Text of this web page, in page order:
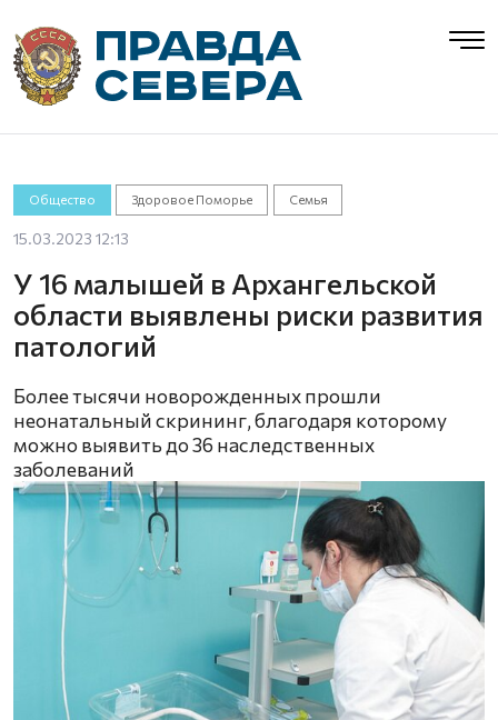
Общество Здоровое Поморье Семья
15.03.2023 12:13
У 16 малышей в Архангельской
области выявлены риски развития
патологий
Более тысячи новорожденных прошли
неонатальный скрининг, благодаря которому
можно выявить до 36 наследственных
заболеваний